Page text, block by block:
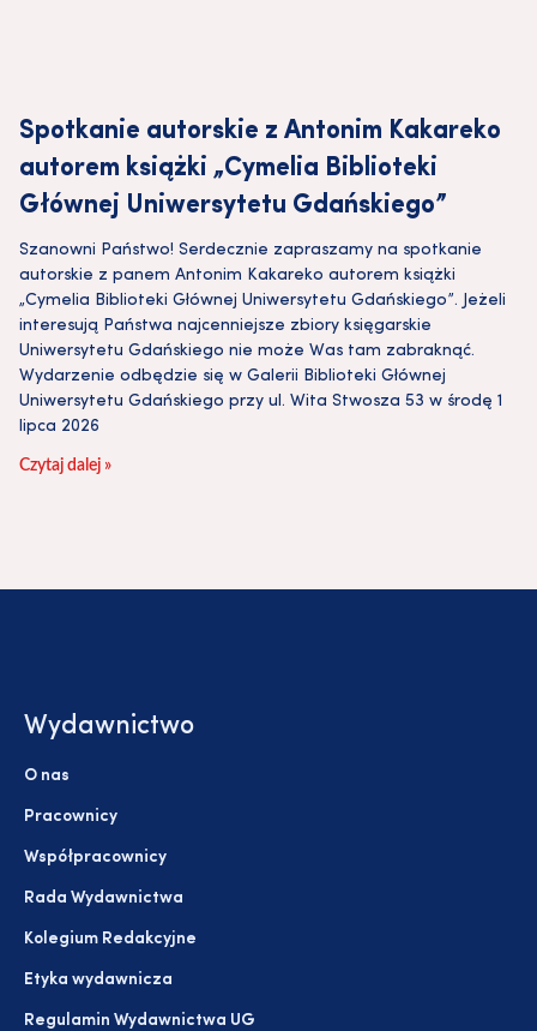
Spotkanie autorskie z Antonim Kakareko
autorem książki „Cymelia Biblioteki
Głównej Uniwersytetu Gdańskiego”
Szanowni Państwo! Serdecznie zapraszamy na spotkanie
autorskie z panem Antonim Kakareko autorem książki
„Cymelia Biblioteki Głównej Uniwersytetu Gdańskiego”. Jeżeli
interesują Państwa najcenniejsze zbiory księgarskie
Uniwersytetu Gdańskiego nie może Was tam zabraknąć.
Wydarzenie odbędzie się w Galerii Biblioteki Głównej
Uniwersytetu Gdańskiego przy ul. Wita Stwosza 53 w środę 1
lipca 2026
Czytaj dalej »
Wydawnictwo
O nas
Pracownicy
Współpracownicy
Rada Wydawnictwa
Kolegium Redakcyjne
Etyka wydawnicza
Regulamin Wydawnictwa UG